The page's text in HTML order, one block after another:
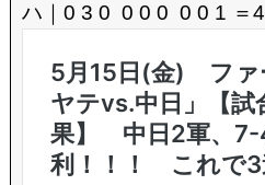
ハ｜0 3 0 0 0 0 0 0 1 ＝4